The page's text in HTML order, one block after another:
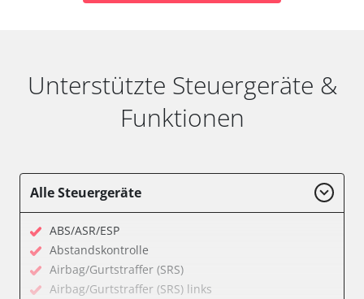
Unterstützte Steuergeräte &
Funktionen
Alle Steuergeräte
ABS/ASR/ESP
Abstandskontrolle
Airbag/Gurtstraffer (SRS)
Airbag/Gurtstraffer (SRS) links